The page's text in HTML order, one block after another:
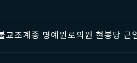
교조계종 명예원로의원 현봉당